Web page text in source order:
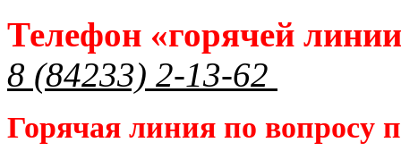
Телефон «горячей
8 (84233) 2-13-62
Горячая линия по вопросу